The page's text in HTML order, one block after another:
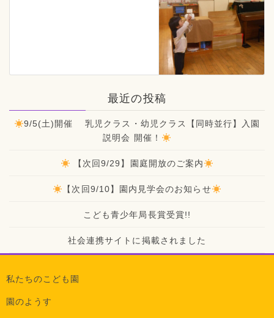
最近の投稿
9/5(土)開催 乳児クラス・幼児クラス【同時並行】入園
説明会 開催！
【次回9/29】園庭開放のご案内
【次回9/10】園内見学会のお知らせ
こども青少年局長賞受賞!!
社会連携サイトに掲載されました
私たちのこども園
園のようす